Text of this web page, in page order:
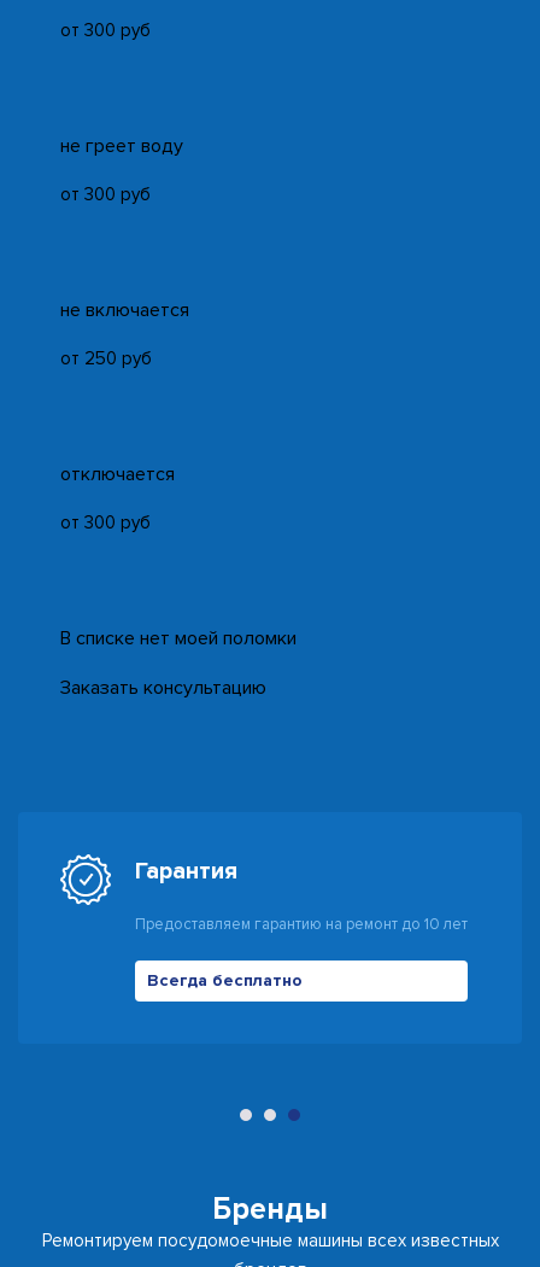
от 300 руб
не греет воду
от 300 руб
не включается
от 250 руб
отключается
от 300 руб
В списке нет моей поломки
Заказать консультацию
500 руб
Гарантия
Предоставляем гарантию на ремонт до 10 лет
Всегда бесплатно
Бренды
Ремонтируем посудомоечные машины всех известных